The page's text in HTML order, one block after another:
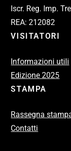
Iscr. Reg. Imp.
REA: 212082
VISITATORI
Informazioni utili
Edizione 2025
STAMPA
Rassegna
Contatti